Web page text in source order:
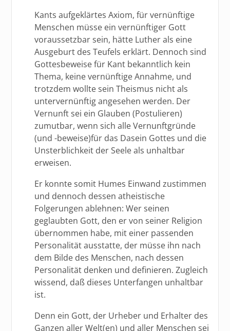
Kants aufgeklärtes Axiom, für vernünftige
Menschen müsse ein vernünftiger Gott
voraussetzbar sein, hätte Luther als eine
Ausgeburt des Teufels erklärt. Dennoch sind
Gottesbeweise für Kant bekanntlich kein
Thema, keine vernünftige Annahme, und
trotzdem wollte sein Theismus nicht als
untervernünftig angesehen werden. Der
Vernunft sei ein Glauben (Postulieren)
zumutbar, wenn sich alle Vernunftgründe
(und -beweise)für das Dasein Gottes und die
Unsterblichkeit der Seele als unhaltbar
erweisen.
Er konnte somit Humes Einwand zustimmen
und dennoch dessen atheistische
Folgerungen ablehnen: Wer seinen
geglaubten Gott, den er von seiner Religion
übernommen habe, mit einer passenden
Personalität ausstatte, der müsse ihn nach
dem Bilde des Menschen, nach dessen
Personalität denken und definieren. Zugleich
wissend, daß dieses Unterfangen unhaltbar
ist.
Denn ein Gott, der Urheber und Erhalter des
Ganzen aller Welt(en) und aller Menschen sei